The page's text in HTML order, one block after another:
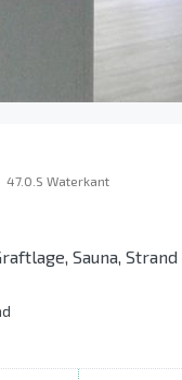
47.0.S Waterkant
Sauna, Strand